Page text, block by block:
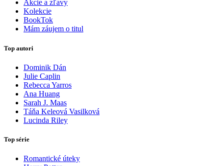
Akcie a zľavy
Kolekcie
BookTok
Mám záujem o titul
Top autori
Dominik Dán
Julie Caplin
Rebecca Yarros
Ana Huang
Sarah J. Maas
Táňa Keleová Vasilková
Lucinda Riley
Top série
Romantické úteky